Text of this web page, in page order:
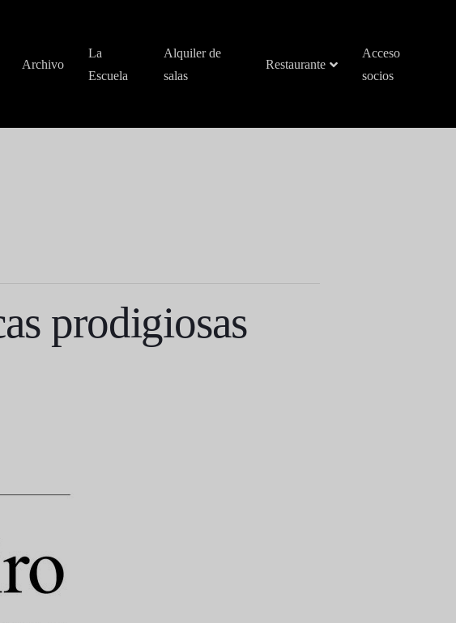
Archivo
La
Escuela
Alquiler de
salas
Restaurante
Acceso
socios
prodigiosas